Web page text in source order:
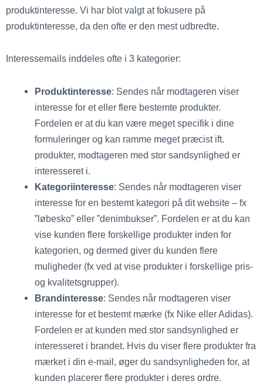
produktinteresse. Vi har blot valgt at fokusere på
produktinteresse, da den ofte er den mest udbredte.
Interessemails inddeles ofte i 3 kategorier:
Produktinteresse: Sendes når modtageren viser
interesse for et eller flere bestemte produkter.
Fordelen er at du kan være meget specifik i dine
formuleringer og kan ramme meget præcist ift.
produkter, modtageren med stor sandsynlighed er
interesseret i.
Kategoriinteresse: Sendes når modtageren viser
interesse for en bestemt kategori på dit website – fx
”løbesko” eller ”denimbukser”. Fordelen er at du kan
vise kunden flere forskellige produkter inden for
kategorien, og dermed giver du kunden flere
muligheder (fx ved at vise produkter i forskellige pris-
og kvalitetsgrupper).
Brandinteresse: Sendes når modtageren viser
interesse for et bestemt mærke (fx Nike eller Adidas).
Fordelen er at kunden med stor sandsynlighed er
interesseret i brandet. Hvis du viser flere produkter fra
mærket i din e-mail, øger du sandsynligheden for, at
kunden placerer flere produkter i deres ordre.